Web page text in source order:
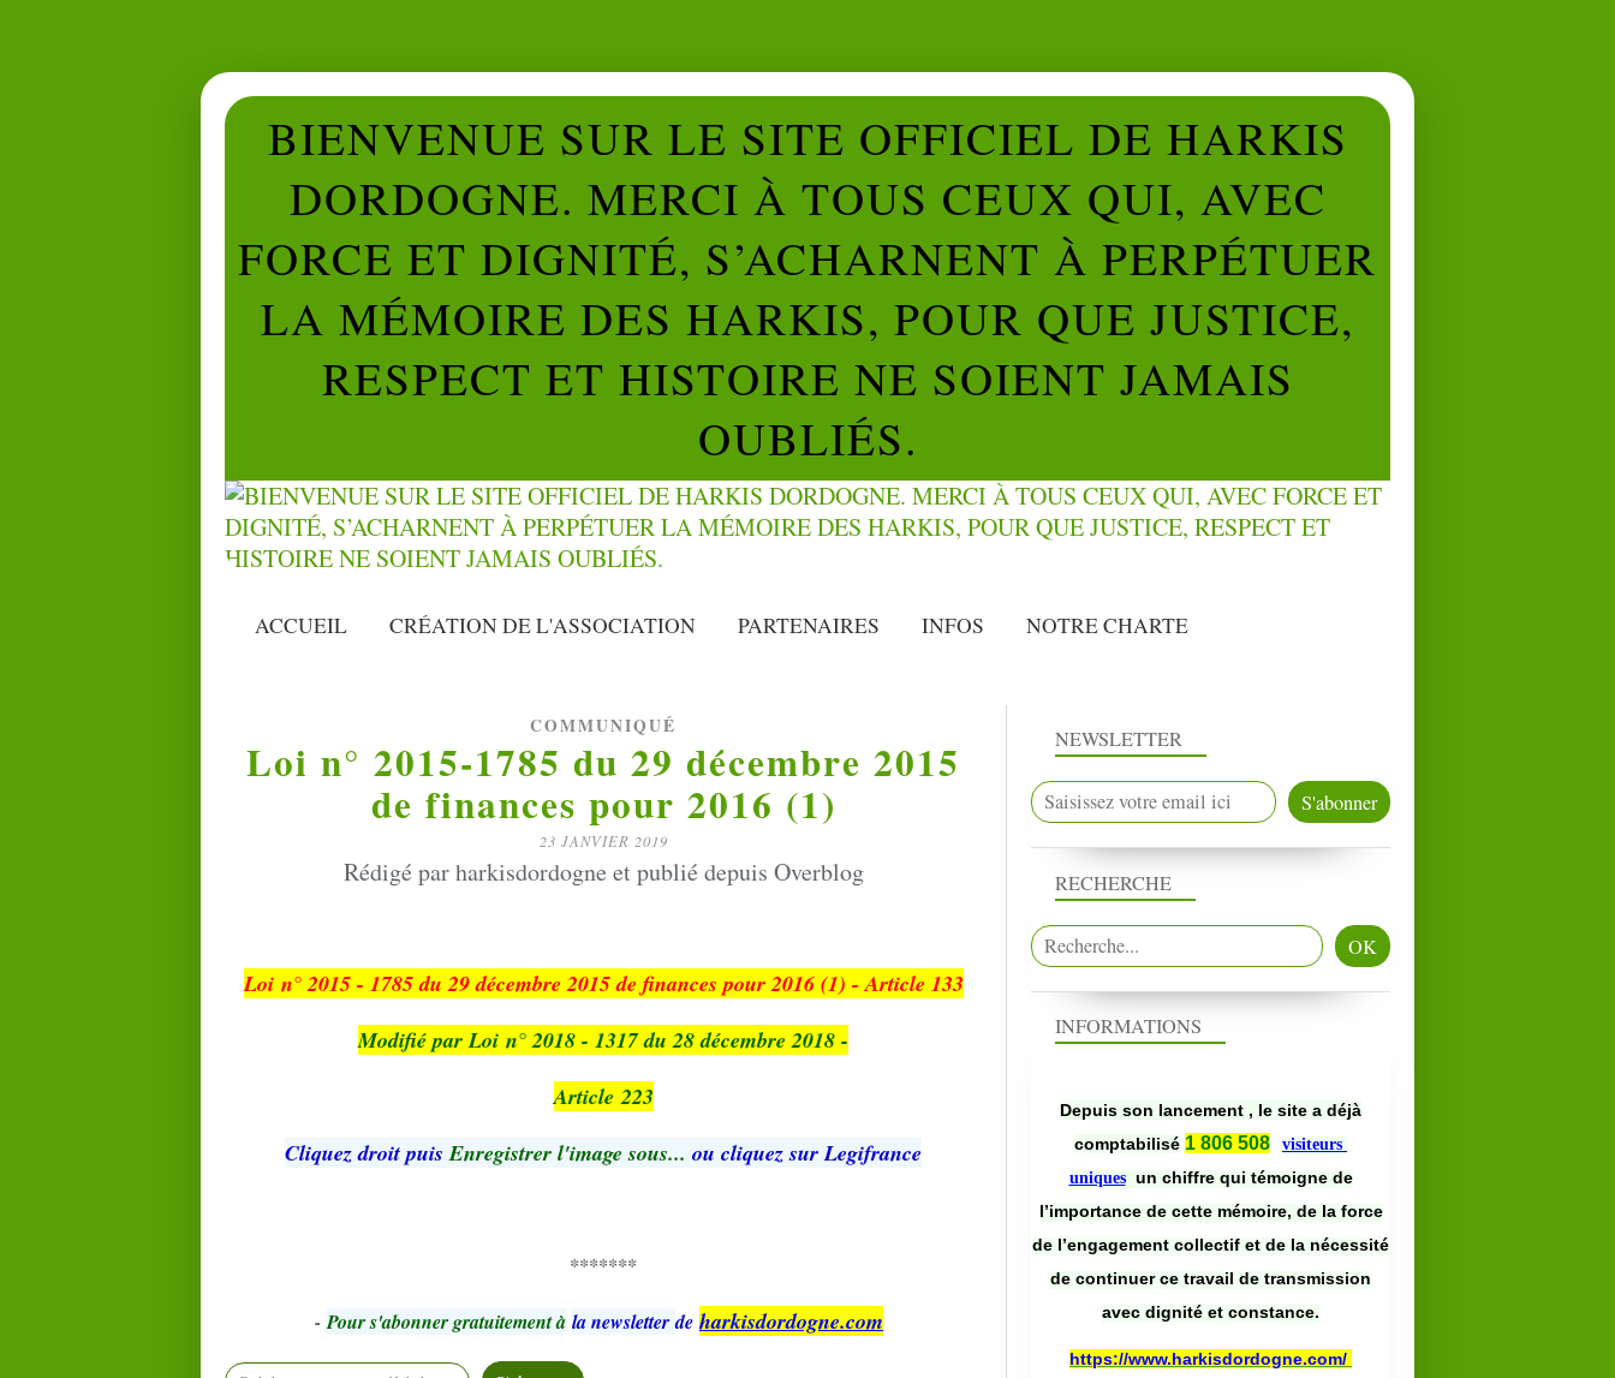
BIENVENUE SUR LE SITE OFFICIEL DE HARKIS
DORDOGNE. MERCI À TOUS CEUX QUI, AVEC
FORCE ET DIGNITÉ, S’ACHARNENT À PERPÉTUER
LA MÉMOIRE DES HARKIS, POUR QUE JUSTICE,
RESPECT ET HISTOIRE NE SOIENT JAMAIS
OUBLIÉS.
ACCUEIL CRÉATION DE L'ASSOCIATION PARTENAIRES INFOS NOTRE CHARTE
COMMUNIQUÉ
Loi n° 2015-1785 du 29 décembre 2015
de finances pour 2016 (1)
23 JANVIER 2019
Rédigé par harkisdordogne et publié depuis Overblog
Loi n° 2015 - 1785 du 29 décembre 2015 de finances pour 2016 (1) -Article 133
Modifié par Loi n° 2018 - 1317 du 28 décembre 2018 -
Article 223
Cliquez droit puisEnregistrer l'image sous... ou cliquez sur Legifrance
*******
-Pour s'abonner gratuitement à la newsletterde harkisdordogne.com
NEWSLETTER
RECHERCHE
INFORMATIONS
Depuis son lancement , le site a déjà
comptabilisé 1 806 508
visiteurs
uniques un chiffre qui témoigne de
l’importance de cette mémoire, de la force
de l’engagement collectif et de la nécessité
de continuer ce travail de transmission
avec dignité et constance.
https://www.harkisdordogne.com/